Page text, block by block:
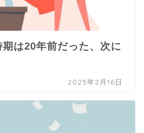
は20年前だった、次に
2025年2月16日